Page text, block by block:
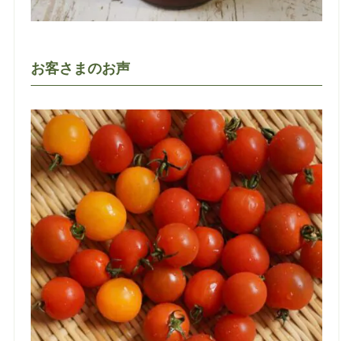
お客さまのお声